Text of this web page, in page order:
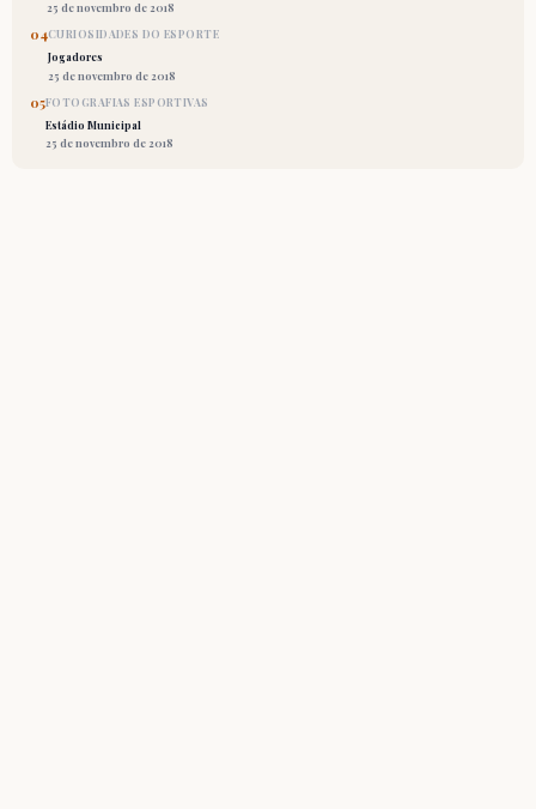
25 de novembro de 2018
04CURIOSIDADES DO ESPORTE
Jogadores
25 de novembro de 2018
05FOTOGRAFIAS ESPORTIVAS
Estádio Municipal
25 de novembro de 2018